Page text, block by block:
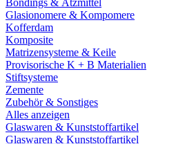
Bondings & Ätzmittel
Glasionomere & Kompomere
Kofferdam
Komposite
Matrizensysteme & Keile
Provisorische K + B Materialien
Stiftsysteme
Zemente
Zubehör & Sonstiges
Alles anzeigen
Glaswaren & Kunststoffartikel
Glaswaren & Kunststoffartikel